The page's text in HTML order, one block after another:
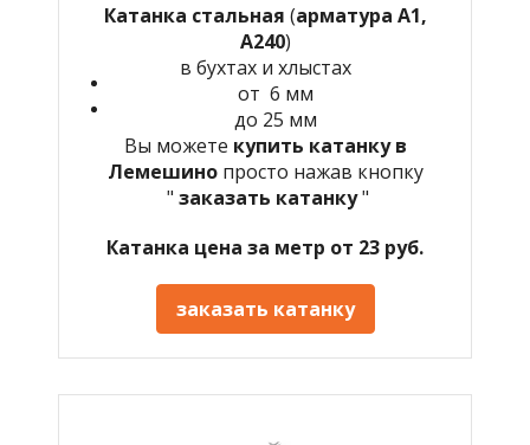
Катанка стальная (арматура А1,
А240)
в бухтах и хлыстах
от 6 мм
до 25 мм
Вы можете купить катанку в
Лемешинопросто нажав кнопку
" заказать катанку"
Катанка цена за метр от 23 руб.
заказать катанку